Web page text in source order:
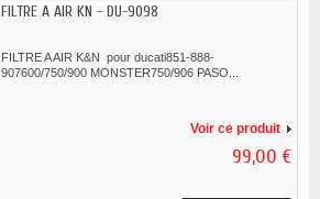
FILTRE A AIR KN - DU-9098
FILTRE A AIR K&N pour ducati851-888-
907600/750/900 MONSTER750/906 PASO...
Voir ce produit
99,00 €